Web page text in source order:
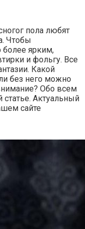
пола любят
Чтобы
более ярким,
и фольгу. Все
Какой
без него можно
Обо всем
статье. Актуальный
сайте